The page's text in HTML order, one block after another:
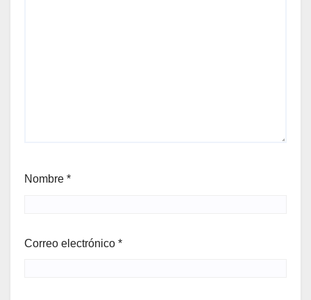
Nombre *
Correo electrónico *